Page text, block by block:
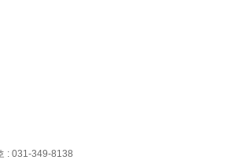
: 031-349-8138